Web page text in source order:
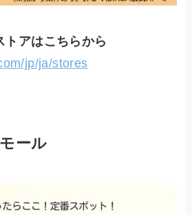
アはこちらから
jp/ja/stores
ール